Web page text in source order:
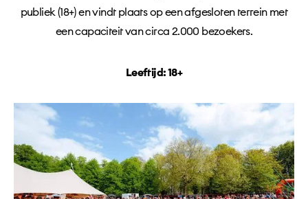
publiek (18+) en vindt plaats op een afgesloten terrein met
een capaciteit van circa 2.000 bezoekers.
Leeftijd: 18+